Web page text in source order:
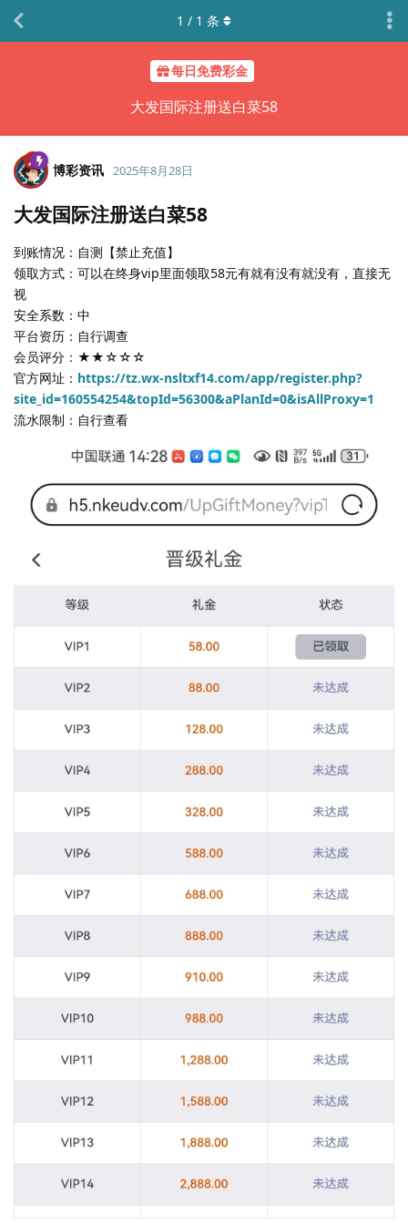
每日免费彩金
大发国际注册送白菜58
1 / 1 条
博彩资讯 2025年8月28日
大发国际注册送白菜58
到账情况：自测【禁止充值】
领取方式：可以在终身vip里面领取58元有就有没有就没有，直接无
视
安全系数：中
平台资历：自行调查
会员评分：★★☆☆☆
官方网址： https://tz.wx-nsltxf14.com/app/register.php?
site_id=160554254&topId=56300&aPlanId=0&isAllProxy=1
流水限制：自行查看